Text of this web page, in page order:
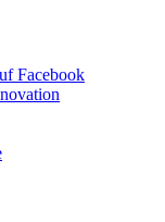
Facebook